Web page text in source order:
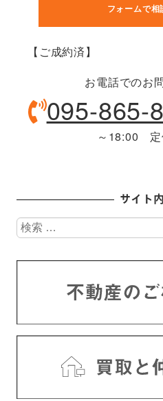
フォームで
【ご成約済】
お電話でのお
095-865-
～18:00 定
サイト
検
索